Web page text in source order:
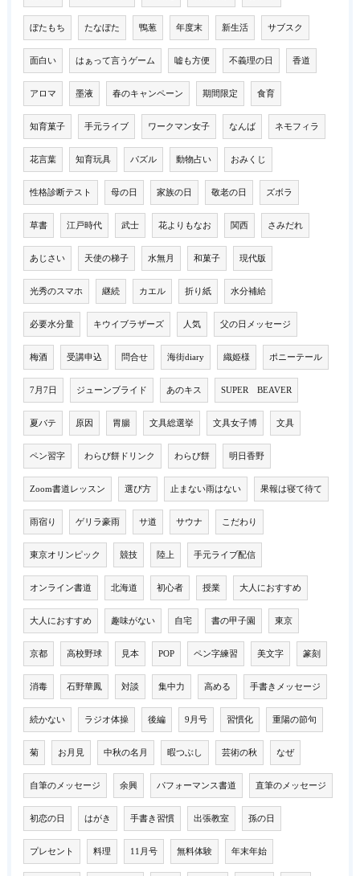
ぼたもち たなぼた 鴨葱 年度末 新生活 サブスク
面白い はぁって言うゲーム 嘘も方便 不義理の日 香道
アロマ 墨液 春のキャンペーン 期間限定 食育
知育菓子 手元ライブ ワークマン女子 なんば ネモフィラ
花言葉 知育玩具 パズル 動物占い おみくじ
性格診断テスト 母の日 家族の日 敬老の日 ズボラ
草書 江戸時代 武士 花よりもなお 関西 さみだれ
あじさい 天使の梯子 水無月 和菓子 現代版
光秀のスマホ 継続 カエル 折り紙 水分補給
必要水分量 キウイブラザーズ 人気 父の日メッセージ
梅酒 受講申込 問合せ 海街diary 織姫様 ポニーテール
7月7日 ジューンブライド あのキス SUPER BEAVER
夏バテ 原因 胃腸 文具総選挙 文具女子博 文具
ペン習字 わらび餅ドリンク わらび餅 明日香野
Zoom書道レッスン 選び方 止まない雨はない 果報は寝て待て
雨宿り ゲリラ豪雨 サ道 サウナ こだわり
東京オリンピック 競技 陸上 手元ライブ配信
オンライン書道 北海道 初心者 授業 大人におすすめ
大人におすすめ 趣味がない 自宅 書の甲子園 東京
京都 高校野球 見本 POP ペン字練習 美文字 篆刻
消毒 石野華鳳 対談 集中力 高める 手書きメッセージ
続かない ラジオ体操 後編 9月号 習慣化 重陽の節句
菊 お月見 中秋の名月 暇つぶし 芸術の秋 なぜ
自筆のメッセージ 余興 パフォーマンス書道 直筆のメッセージ
初恋の日 はがき 手書き習慣 出張教室 孫の日
プレセント 料理 11月号 無料体験 年末年始